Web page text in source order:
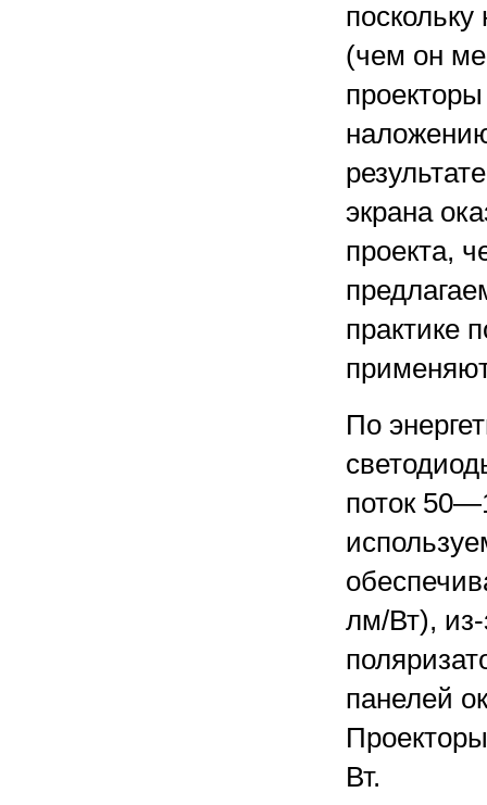
(чем он
экрана
проекта,
практике
По
поток
лм/Вт), из-
панелей
Вт.